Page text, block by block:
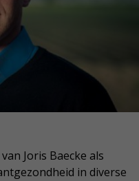
Joris Baecke als
in diverse